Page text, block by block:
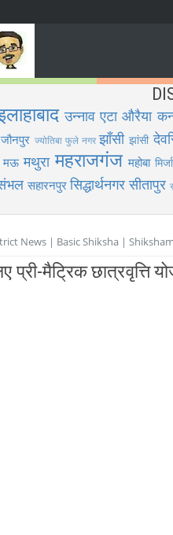
उन्नाव एटा औरैया
जौनपुर ज्योतिबा फुले नगर झाँसी झांसी
मऊ मथुरा महराजगंज महोबा
सहारनपुर सिद्धार्थनगर सीतापुर
News | Basic Shiksha |
मैट्रिक छात्रवृत्ति